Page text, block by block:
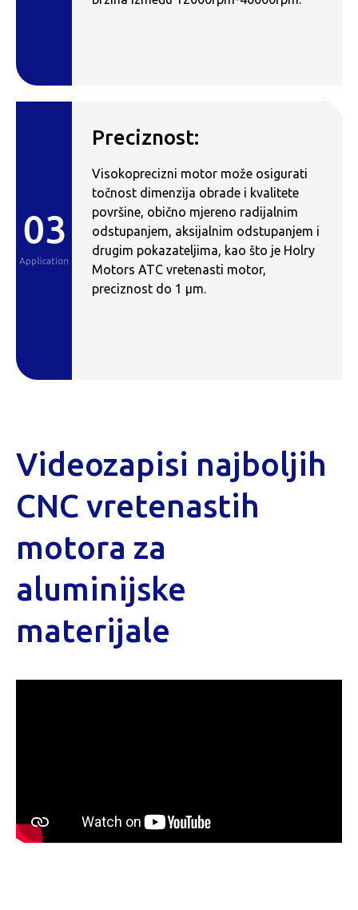
Preciznost:
Visokoprecizni motor može osigurati
točnost dimenzija obrade i kvalitete
površine, obično mjereno radijalnim
odstupanjem, aksijalnim odstupanjem i
drugim pokazateljima, kao što je Holry
Motors ATC vretenasti motor,
preciznost do 1 μm.
Videozapisi najboljih
CNC vretenastih
motora za
aluminijske
materijale